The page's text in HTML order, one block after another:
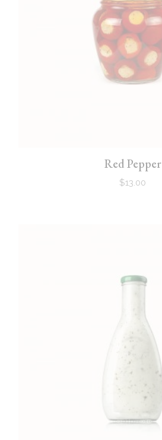
Red Pepper
$13.00